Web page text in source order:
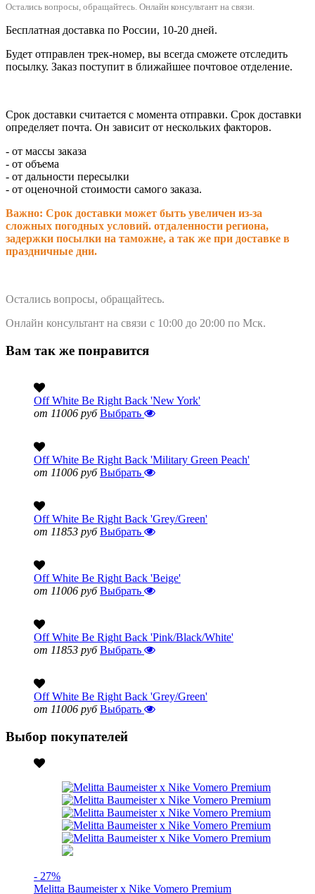
Остались вопросы, обращайтесь. Онлайн консультант на связи.
Бесплатная доставка по России, 10-20 дней.
Будет отправлен трек-номер, вы всегда сможете отследить
посылку. Заказ поступит в ближайшее почтовое отделение.
Срок доставки считается с момента отправки. Срок доставки
определяет почта. Он зависит от нескольких факторов.
- от массы заказа
- от объема
- от дальности пересылки
- от оценочной стоимости самого заказа.
Важно: Срок доставки может быть увеличен из-за
сложных погодных условий. отдаленности региона,
задержки посылки на таможне, а так же при доставке в
праздничные дни.
Остались вопросы, обращайтесь.
Онлайн консультант на связи с 10:00 до 20:00 по Мск.
Вам так же понравится
Off White Be Right Back 'New York'
от 11006 руб Выбрать
Off White Be Right Back 'Military Green Peach'
от 11006 руб Выбрать
Off White Be Right Back 'Grey/Green'
от 11853 руб Выбрать
Off White Be Right Back 'Beige'
от 11006 руб Выбрать
Off White Be Right Back 'Pink/Black/White'
от 11853 руб Выбрать
Off White Be Right Back 'Grey/Green'
от 11006 руб Выбрать
Выбор покупателей
- 27%
Melitta Baumeister x Nike Vomero Premium